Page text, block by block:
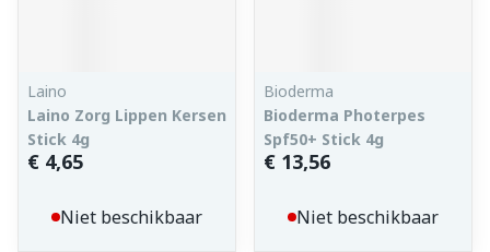
Laino
Laino Zorg Lippen Kersen
Stick 4g
€ 4,65
Niet beschikbaar
Bioderma
Bioderma Photerpes
Spf50+ Stick 4g
€ 13,56
Niet beschikbaar